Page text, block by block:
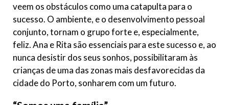
veem os obstáculos como uma catapulta para o
sucesso. O ambiente, e o desenvolvimento pessoal
conjunto, tornam o grupo forte e, especialmente,
feliz. Ana e Rita são essenciais para este sucesso e, ao
nunca desistir dos seus sonhos, possibilitaram às
crianças de uma das zonas mais desfavorecidas da
cidade do Porto, sonharem com um futuro.